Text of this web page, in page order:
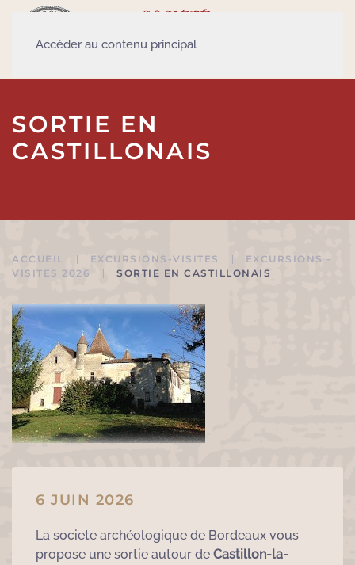
Accéder au contenu principal
SORTIE EN
CASTILLONAIS
ACCUEIL EXCURSIONS-VISITES
EXCURSIONS -
VISITES 2026
SORTIE EN CASTILLONAIS
6 JUIN 2026
La societe archéologique de Bordeaux vous
propose une sortie autour de Castillon-la-